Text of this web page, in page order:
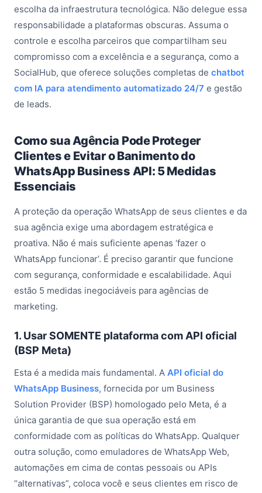
escolha da infraestrutura tecnológica. Não delegue essa
responsabilidade a plataformas obscuras. Assuma o
controle e escolha parceiros que compartilham seu
compromisso com a excelência e a segurança, como a
SocialHub, que oferece soluções completas de chatbot
com IA para atendimento automatizado 24/7 e gestão
de leads.
Como sua Agência Pode Proteger
Clientes e Evitar o Banimento do
WhatsApp Business API: 5 Medidas
Essenciais
A proteção da operação WhatsApp de seus clientes e da
sua agência exige uma abordagem estratégica e
proativa. Não é mais suficiente apenas ‘fazer o
WhatsApp funcionar’. É preciso garantir que funcione
com segurança, conformidade e escalabilidade. Aqui
estão 5 medidas inegociáveis para agências de
marketing.
1. Usar SOMENTE plataforma com API oficial
(BSP Meta)
Esta é a medida mais fundamental. A API oficial do
WhatsApp Business, fornecida por um Business
Solution Provider (BSP) homologado pelo Meta, é a
única garantia de que sua operação está em
conformidade com as políticas do WhatsApp. Qualquer
outra solução, como emuladores de WhatsApp Web,
automações em cima de contas pessoais ou APIs
“alternativas”, coloca você e seus clientes em risco de